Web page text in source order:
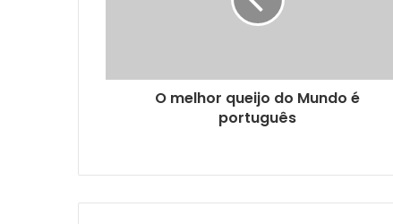
O melhor queijo do Mundo é
português